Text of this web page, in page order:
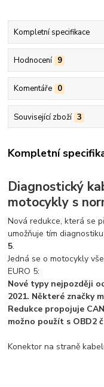
Kompletní specifikace
Hodnocení 9
Komentáře 0
Související zboží 3
Kompletní
Diagnostický
motocykly s
Nová redukce, která se
umožňuje tím
5.
Jedná se o motocykly
EURO 5:
Nové typy nejpozději
2021. Některé značky
Redukce propojuje
možno použít s OBD2
Konektor na straně